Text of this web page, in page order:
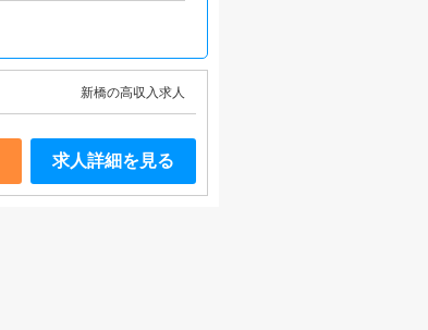
新橋の高収入求人
求人詳細を見る